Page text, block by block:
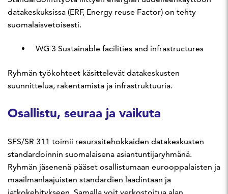
datakeskuksissa (ERF, Energy reuse Factor) on tehty
suomalaisvetoisesti.
WG 3 Sustainable facilities and infrastructures
Ryhmän työkohteet käsittelevät datakeskusten
suunnittelua, rakentamista ja infrastruktuuria.
Osallistu, seuraa ja vaikuta
SFS/SR 311 toimii resurssitehokkaiden datakeskusten
standardoinnin suomalaisena asiantuntijaryhmänä.
Ryhmän jäsenenä pääset osallistumaan eurooppalaisten ja
maailmanlaajuisten standardien laadintaan ja